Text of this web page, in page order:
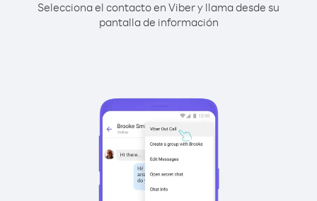
Selecciona el contacto en Viber y llama desde su
pantalla de información